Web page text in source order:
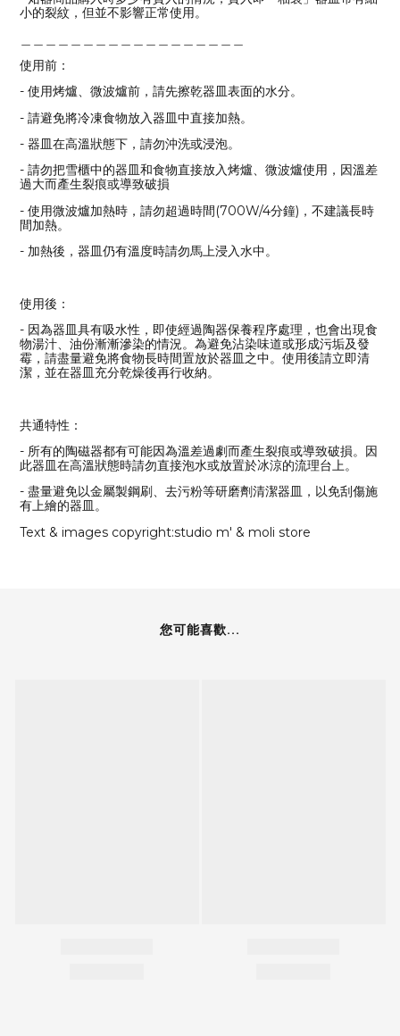
小的裂紋，但並不影響正常使用。
使用前：
- 使用烤爐、微波爐前，請先擦乾器皿表面的水分。
- 請避免將冷凍食物放入器皿中直接加熱。
- 器皿在高溫狀態下，請勿沖洗或浸泡。
- 請勿把雪櫃中的器皿和食物直接放入烤爐、微波爐使用，因溫差
過大而產生裂痕或導致破損
- 使用微波爐加熱時，請勿超過時間(700W/4分鐘)，不建議長時
間加熱。
- 加熱後，器皿仍有溫度時請勿馬上浸入水中。
使用後：
- 因為器皿具有吸水性，即使經過陶器保養程序處理，也會出現食
物湯汁、油份漸漸滲染的情況。為避免沾染味道或形成污垢及發
霉，請盡量避免將食物長時間置放於器皿之中。使用後請立即清
潔，並在器皿充分乾燥後再行收納。
共通特性：
- 所有的陶磁器都有可能因為溫差過劇而產生裂痕或導致破損。因
此器皿在高溫狀態時請勿直接泡水或放置於冰涼的流理台上。
- 盡量避免以金屬製鋼刷、去污粉等研磨劑清潔器皿，以免刮傷施
有上繪的器皿。
Text & images copyright:studio m' & moli store
您可能喜歡...